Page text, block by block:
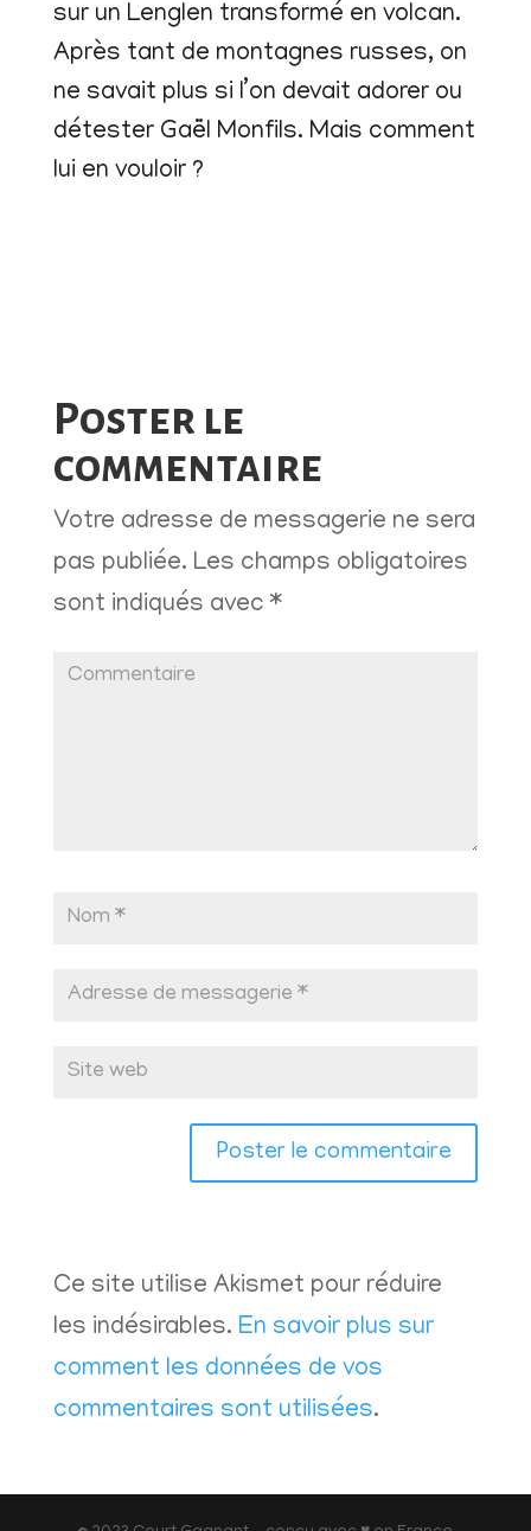
sur un Lenglen transformé en volcan.
Après tant de montagnes russes, on
ne savait plus si l’on devait adorer ou
détester Gaël Monfils. Mais comment
lui en vouloir ?
Poster le
commentaire
Votre adresse de messagerie ne sera
pas publiée. Les champs obligatoires
sont indiqués avec *
Ce site utilise Akismet pour réduire
les indésirables. En savoir plus sur
comment les données de vos
commentaires sont utilisées.